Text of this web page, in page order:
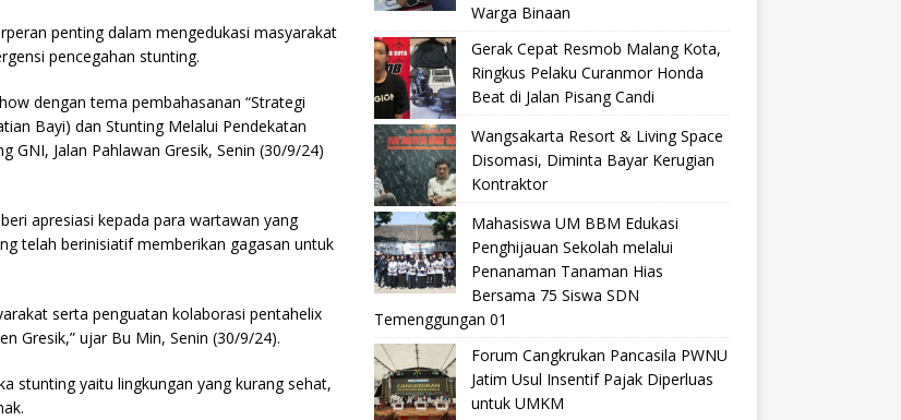
penting dalam mengedukasi masyarakat
pencegahan stunting.
dengan tema pembahasanan “Strategi
Bayi) dan Stunting Melalui Pendekatan
GNI, Jalan Pahlawan Gresik, Senin (30/9/24)
apresiasi kepada para wartawan yang
telah berinisiatif memberikan gagasan untuk
serta penguatan kolaborasi pentahelix
Gresik,” ujar Bu Min, Senin (30/9/24).
stunting yaitu lingkungan yang kurang sehat,
Warga Binaan
Gerak Cepat Resmob Malang Kota,
Ringkus Pelaku Curanmor Honda
Beat di Jalan Pisang Candi
Wangsakarta Resort & Living Space
Disomasi, Diminta Bayar Kerugian
Kontraktor
Mahasiswa UM BBM Edukasi
Penghijauan Sekolah melalui
Penanaman Tanaman Hias
Bersama 75 Siswa SDN
Temenggungan 01
Forum Cangkrukan Pancasila PWNU
Jatim Usul Insentif Pajak Diperluas
untuk UMKM